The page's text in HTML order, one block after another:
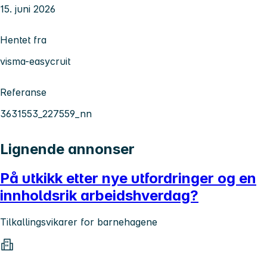
15. juni 2026
Hentet fra
visma-easycruit
Referanse
3631553_227559_nn
Lignende annonser
På utkikk etter nye utfordringer og en
innholdsrik arbeidshverdag?
Tilkallingsvikarer for barnehagene